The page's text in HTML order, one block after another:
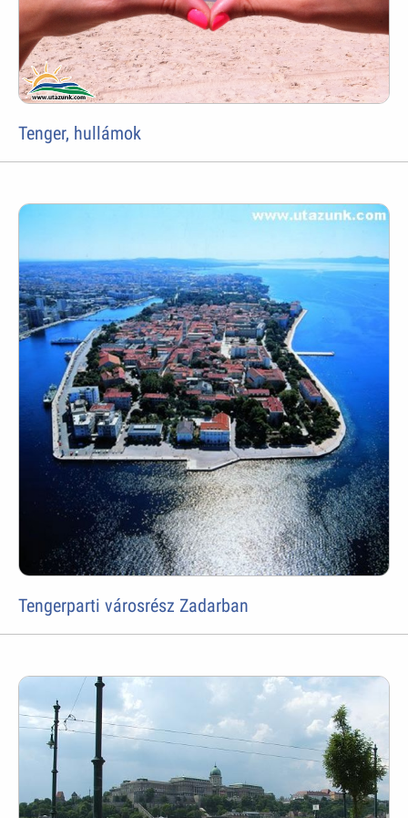
Tenger, hullámok
Tengerparti városrész Zadarban